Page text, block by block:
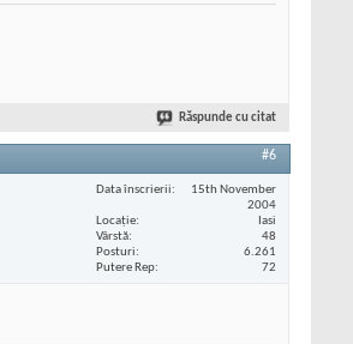
Răspunde cu citat
#6
Data înscrierii
15th November
2004
Locaţie
Iasi
Vârstă
48
Posturi
6.261
Putere Rep
72